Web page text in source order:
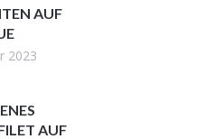
AUF
2023
AUF